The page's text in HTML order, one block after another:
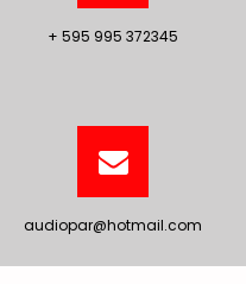
+ 595 995 372345
audiopar@hotmail.com